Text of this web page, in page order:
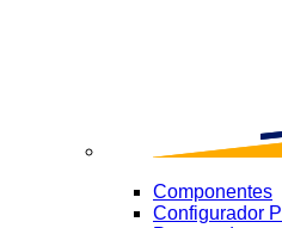
Componentes
Configurador